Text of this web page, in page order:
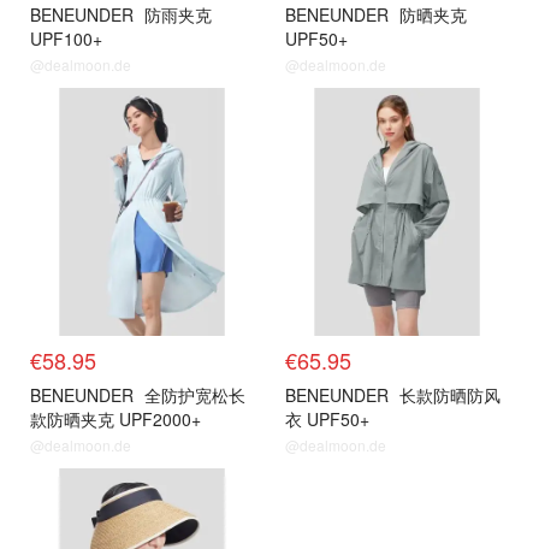
BENEUNDER 防雨夹克
UPF100+
@dealmoon.de
BENEUNDER 防晒夹克
UPF50+
@dealmoon.de
€58.95
BENEUNDER 全防护宽松长
款防晒夹克 UPF2000+
@dealmoon.de
€65.95
BENEUNDER 长款防晒防风
衣 UPF50+
@dealmoon.de